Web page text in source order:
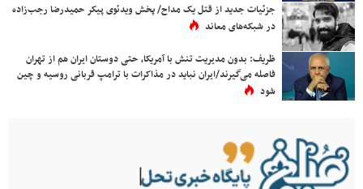
جزئیات جدید از قتل یک مداح/ پخش ویدئوی پیکر حمیدرضا رجب‌زاده
در شبکه‌های معاند
ظریف: بدون مدیریت تنش با آمریکا، حتی دوستان ایران هم از تهران
فاصله می‌گیرند/ایران نباید در مذاکرات با ترامپ قربانی روسیه و چین
شود